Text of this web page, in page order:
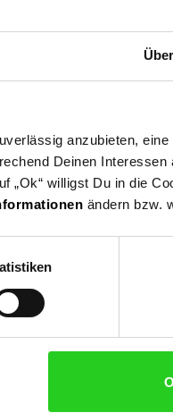
anzubieten, eine
Deinen Interessen
„Ok“ willigst Du in die
ändern bzw.
NettoKOM